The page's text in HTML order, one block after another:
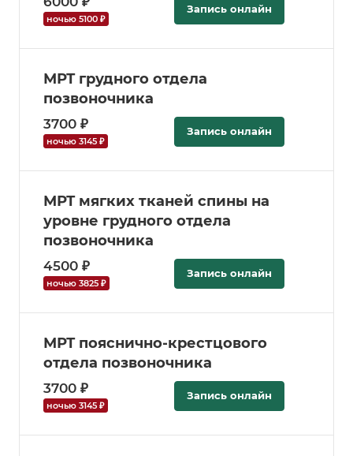
ночью 5100 ₽
Запись онлайн
МРТ грудного отдела
позвоночника
3700 ₽
ночью 3145 ₽
Запись онлайн
МРТ мягких тканей спины на
уровне грудного отдела
позвоночника
4500 ₽
ночью 3825 ₽
Запись онлайн
МРТ пояснично-крестцового
отдела позвоночника
3700 ₽
ночью 3145 ₽
Запись онлайн